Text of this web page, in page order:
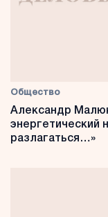
Общество
Александр
энергетический
разлагаться…»